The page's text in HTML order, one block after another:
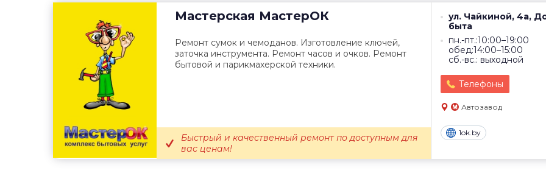
Мастерская МастерОК
ул. Чайкиной, 4а,
быта
пн.-пт.:10:00–19:00
обед:14:00–15:00
сб.-вс.: выходной
Телефоны
Автозавод
1ok.by
Ремонт сумок и чемоданов. Изготовление ключей,
заточка инструмента. Ремонт часов и очков. Ремонт
бытовой и парикмахерской техники.
Быстрый и качественный ремонт по доступным для
вас ценам!